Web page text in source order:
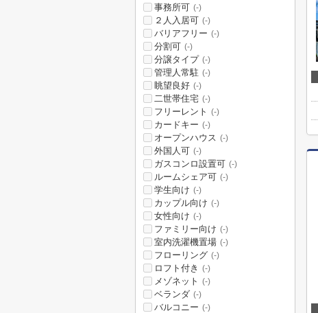
事務所可 (-)
２人入居可 (-)
バリアフリー (-)
分割可 (-)
分譲タイプ (-)
管理人常駐 (-)
眺望良好 (-)
二世帯住宅 (-)
フリーレント (-)
カードキー (-)
オープンハウス (-)
外国人可 (-)
ガスコンロ設置可 (-)
ルームシェア可 (-)
学生向け (-)
カップル向け (-)
女性向け (-)
ファミリー向け (-)
室内洗濯機置場 (-)
フローリング (-)
ロフト付き (-)
メゾネット (-)
ベランダ (-)
バルコニー (-)